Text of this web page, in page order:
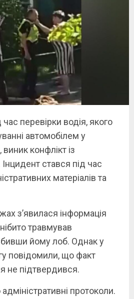
перевірки водія, якого
автомобілем у
конфлікт із
стався під час
матеріалів та
з’явилася інформація
травмував
йому лоб. Однак у
повідомили, що факт
не підтвердився.
протоколи.